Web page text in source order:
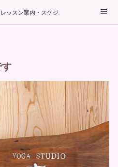
レッスン案内・スケジュール